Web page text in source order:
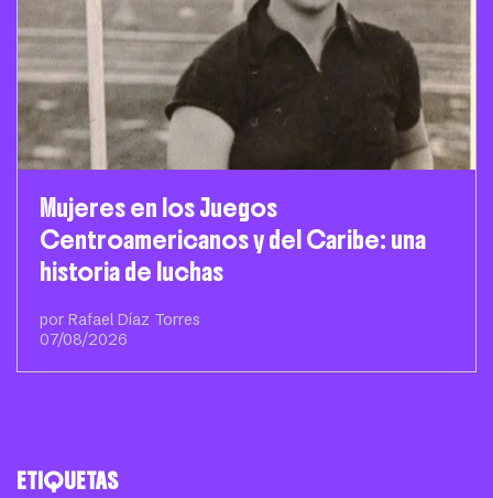
Mujeres en los Juegos
Centroamericanos y del Caribe: una
historia de luchas
por Rafael Díaz Torres
07/08/2026
ETIQUETAS